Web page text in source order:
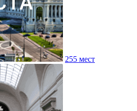
255 мест